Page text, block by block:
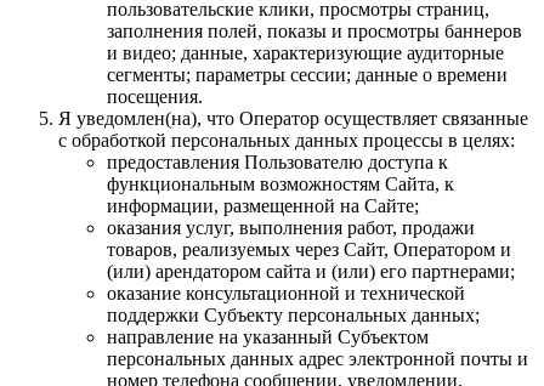
пользовательские клики, просмотры страниц,
заполнения полей, показы и просмотры баннеров
и видео; данные, характеризующие аудиторные
сегменты; параметры сессии; данные о времени
посещения.
Я уведомлен(на), что Оператор осуществляет связанные
с обработкой персональных данных процессы в целях:
предоставления Пользователю доступа к
функциональным возможностям Сайта, к
информации, размещенной на Сайте;
оказания услуг, выполнения работ, продажи
товаров, реализуемых через Сайт, Оператором и
(или) арендатором сайта и (или) его партнерами;
оказание консультационной и технической
поддержки Субъекту персональных данных;
направление на указанный Субъектом
персональных данных адрес электронной почты и
номер телефона сообщении, уведомлении,